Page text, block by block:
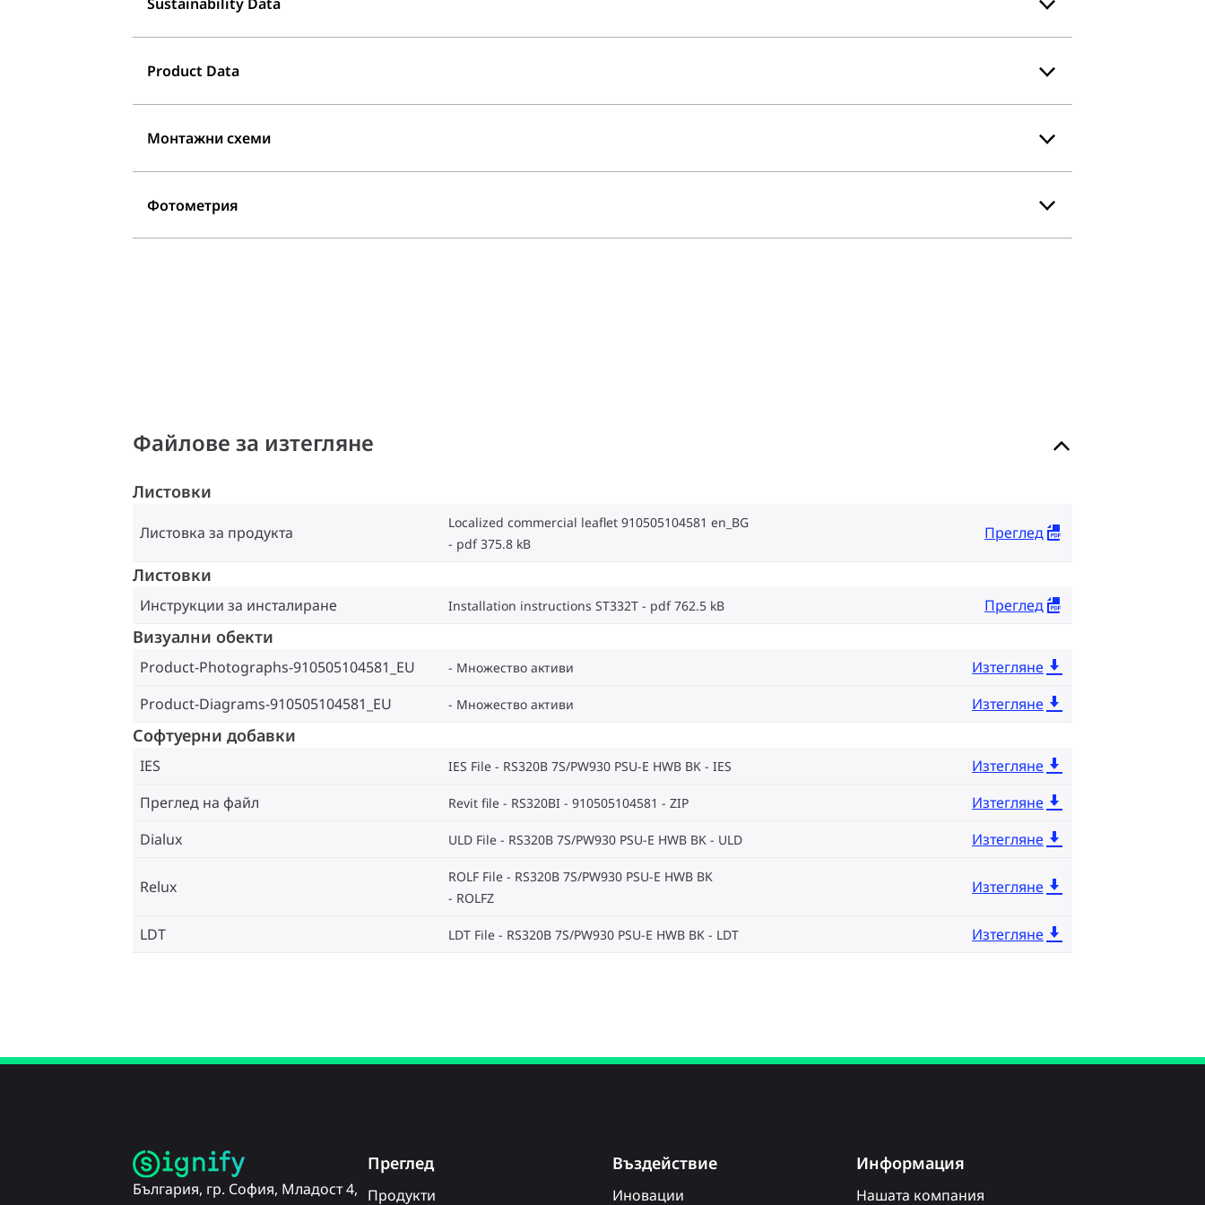
Sustainability Data
Product Data
Монтажни схеми
Фотометрия
Файлове за изтегляне
Листовки
Листовка за продукта
Localized commercial leaflet 910505104581 en_BG
pdf 375.8 kB
Преглед
Листовки
Инструкции за инсталиране Installation instructions ST332T pdf 762.5 kB Преглед
Визуални обекти
Product-Photographs-910505104581_EU Множество активи
Изтегляне
Product-Diagrams-910505104581_EU
Множество активи Изтегляне
Софтуерни добавки
IES IES File - RS320B 7S/PW930 PSU-E HWB BK IES
Изтегляне
Преглед на файл
Revit file - RS320BI - 910505104581 ZIP
Изтегляне
Dialux
ULD File - RS320B 7S/PW930 PSU-E HWB BK ULD Изтегляне
Relux
ROLF File - RS320B 7S/PW930 PSU-E HWB BK
ROLFZ
Изтегляне
LDT LDT File - RS320B 7S/PW930 PSU-E HWB BK LDT Изтегляне
България, гр. София, Младост 4,
Преглед
Продукти
Въздействие
Иновации
Информация
Нашата компания